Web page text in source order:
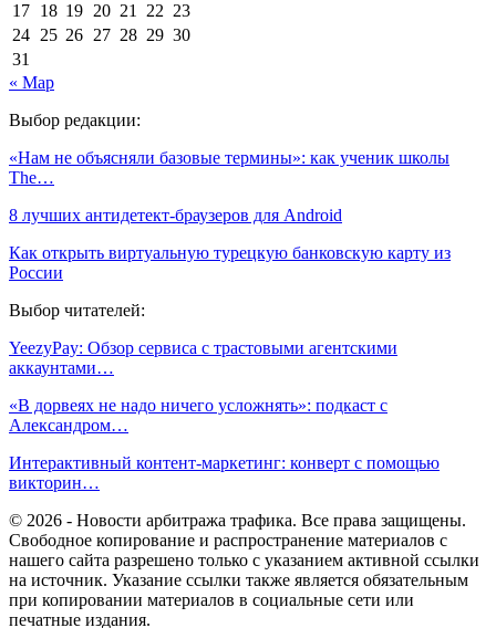
17 18 19 20 21 22 23
24 25 26 27 28 29 30
31
« Мар
Выбор редакции:
«Нам не объясняли базовые термины»: как ученик школы
The…
8 лучших антидетект-браузеров для Android
Как открыть виртуальную турецкую банковскую карту из
России
Выбор читателей:
YeezyPay: Обзор сервиса с трастовыми агентскими
аккаунтами…
«В дорвеях не надо ничего усложнять»: подкаст с
Александром…
Интерактивный контент-маркетинг: конверт с помощью
викторин…
© 2026 - Новости арбитража трафика. Все права защищены.
Свободное копирование и распространение материалов с
нашего сайта разрешено только с указанием активной ссылки
на источник. Указание ссылки также является обязательным
при копировании материалов в социальные сети или
печатные издания.